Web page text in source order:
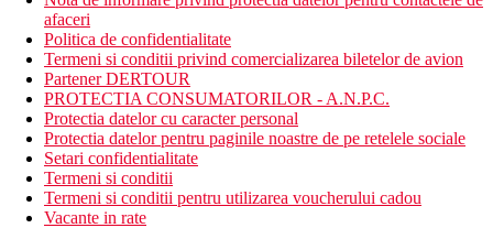
loc de joaca
mini club
Descrierea plajei
cu nisip
sezlonguri si umbrele gratuite
Activitati sportive gratuite
programe de animatie
programe de seara
gimnastica acvatica
afaceri
Politica de confidentialitate
Termeni si conditii privind comercializarea biletelor de avion
Partener DERTOUR
PROTECTIA CONSUMATORILOR - A.N.P.C.
Protectia datelor cu caracter personal
Protectia datelor pentru paginile noastre de pe retelele sociale
Setari confidentialitate
Termeni si conditii
Termeni si conditii pentru utilizarea voucherului cadou
Vacante in rate